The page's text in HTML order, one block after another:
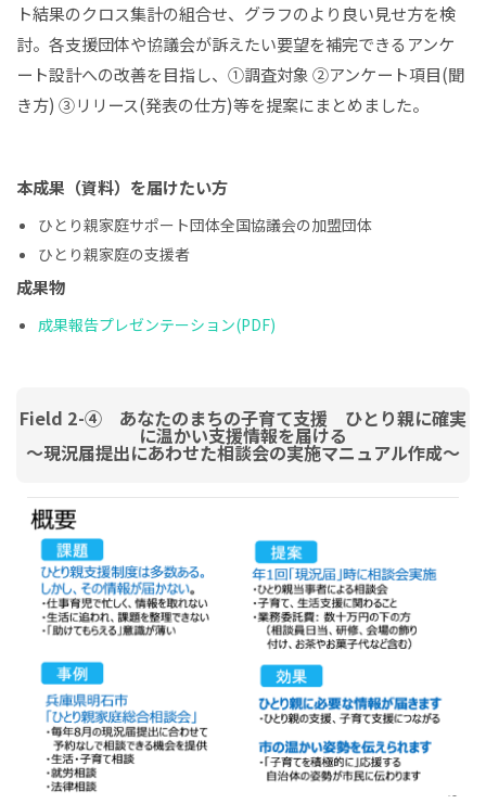
ト結果のクロス集計の組合せ、グラフのより良い見せ方を検
討。各支援団体や協議会が訴えたい要望を補完できるアンケ
ート設計への改善を目指し、①調査対象 ②アンケート項目(聞
き方) ③リリース(発表の仕方)等を提案にまとめました。
本成果（資料）を届けたい方
ひとり親家庭サポート団体全国協議会の加盟団体
ひとり親家庭の支援者
成果物
成果報告プレゼンテーション(PDF)
Field 2-④ あなたのまちの子育て支援 ひとり親に確実
に温かい支援情報を届ける
～現況届提出にあわせた相談会の実施マニュアル作成～